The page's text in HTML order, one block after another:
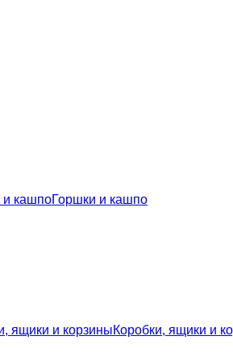
Горшки и кашпо
Коробки, ящики и